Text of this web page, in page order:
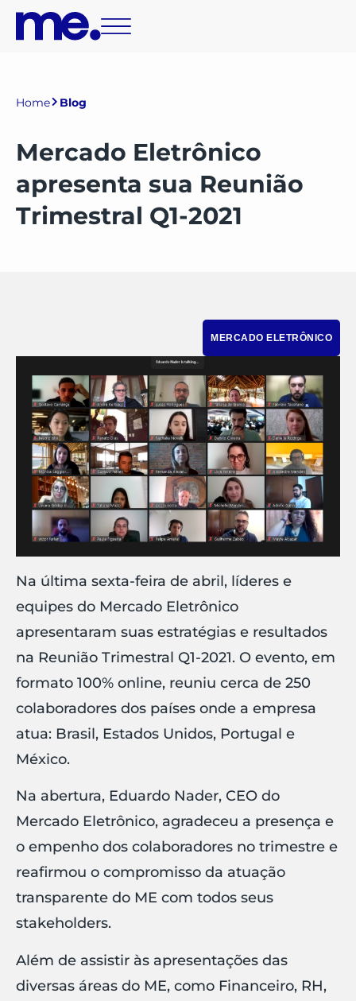
Home Blog
Mercado Eletrônico
apresenta sua Reunião
Trimestral Q1-2021
MERCADO ELETRÔNICO
Na última sexta-feira de abril, líderes e
equipes do Mercado Eletrônico
apresentaram suas estratégias e resultados
na Reunião Trimestral Q1-2021. O evento, em
formato 100% online, reuniu cerca de 250
colaboradores dos países onde a empresa
atua: Brasil, Estados Unidos, Portugal e
México.
Na abertura, Eduardo Nader, CEO do
Mercado Eletrônico, agradeceu a presença e
o empenho dos colaboradores no trimestre e
reafirmou o compromisso da atuação
transparente do ME com todos seus
stakeholders.
Além de assistir às apresentações das
diversas áreas do ME, como Financeiro, RH,